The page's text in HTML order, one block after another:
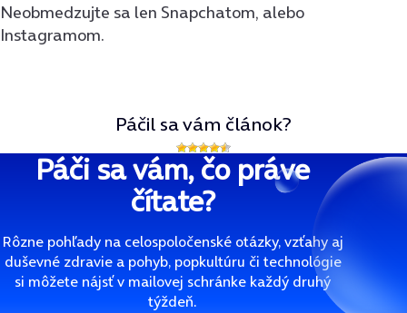
Neobmedzujte sa len Snapchatom, alebo
Instagramom.
Páčil sa vám článok?
Páči sa vám, čo práve
čítate?
Rôzne pohľady na celospoločenské otázky, vzťahy aj
duševné zdravie a pohyb, popkultúru či technológie
si môžete nájsť v mailovej schránke každý druhý
týždeň.